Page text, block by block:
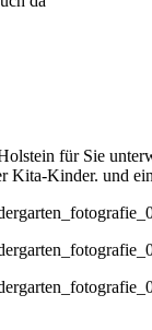
für Sie
Kinder. und